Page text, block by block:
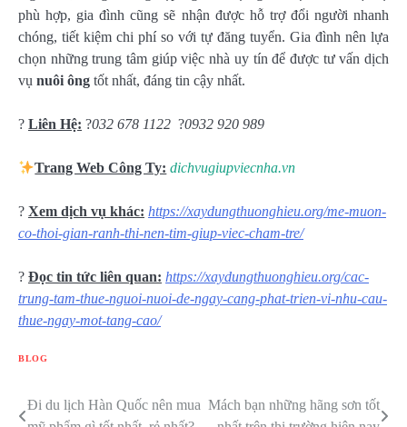
phù hợp, gia đình cũng sẽ nhận được hỗ trợ đổi người nhanh
chóng, tiết kiệm chi phí so với tự đăng tuyển. Gia đình nên lựa
chọn những trung tâm giúp việc nhà uy tín để được tư vấn dịch
vụ nuôi ông tốt nhất, đáng tin cậy nhất.
? Liên Hệ: ?032 678 1122 ?0932 920 989
Trang Web Công Ty: dichvugiupviecnha.vn
? Xem dịch vụ khác: https://xaydungthuonghieu.org/me-muon-
co-thoi-gian-ranh-thi-nen-tim-giup-viec-cham-tre/
? Đọc tin tức liên quan: https://xaydungthuonghieu.org/cac-
trung-tam-thue-nguoi-nuoi-de-ngay-cang-phat-trien-vi-nhu-cau-
thue-ngay-mot-tang-cao/
BLOG
Điều
Đi du lịch Hàn Quốc nên mua Mách bạn những hãng sơn tốt